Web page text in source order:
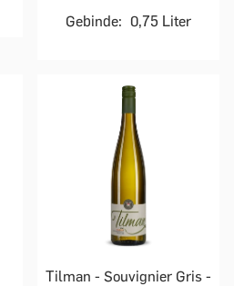
Gebinde: 0,75 Liter
Tilman - Souvignier Gris -